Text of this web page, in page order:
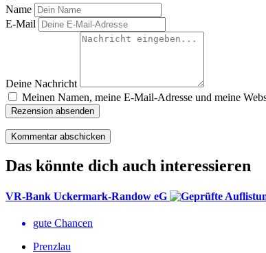
Name
E-Mail
Deine Nachricht
Meinen Namen, meine E-Mail-Adresse und meine
Rezension absenden
Das könnte dich auch interessieren
VR-Bank Uckermark-Randow eG
gute Chancen
Prenzlau